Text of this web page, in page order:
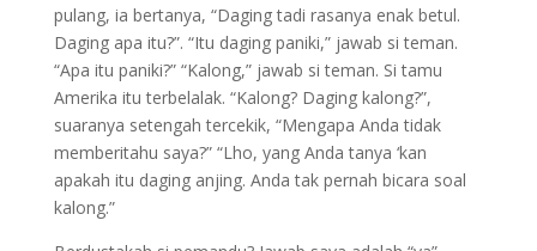
pulang, ia bertanya, “Daging tadi rasanya enak betul.
Daging apa itu?”. “Itu daging paniki,” jawab si teman.
“Apa itu paniki?” “Kalong,” jawab si teman. Si tamu
Amerika itu terbelalak. “Kalong? Daging kalong?”,
suaranya setengah tercekik, “Mengapa Anda tidak
memberitahu saya?” “Lho, yang Anda tanya ‘kan
apakah itu daging anjing. Anda tak pernah bicara soal
kalong.”